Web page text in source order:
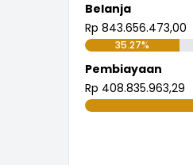
Belanja
Rp 843.656.473,00
35.27%
Pembiayaan
Rp 408.835.963,29